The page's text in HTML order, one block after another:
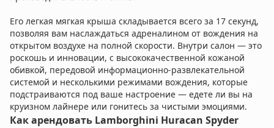
Его легкая мягкая крыша складывается всего за 17 секунд,
позволяя вам наслаждаться адреналином от вождения на
открытом воздухе на полной скорости. Внутри салон — это
роскошь и инновации, с высококачественной кожаной
обивкой, передовой информационно-развлекательной
системой и несколькими режимами вождения, которые
подстраиваются под ваше настроение — едете ли вы на
круизном лайнере или гонитесь за чистыми эмоциями.
Как арендовать Lamborghini Huracan Spyder